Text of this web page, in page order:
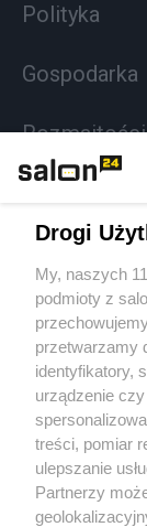
Polityka
Gospodarka
Rozmaitości
Sport
Kultura
X
Drogi
My, naszych
podmioty z
przetwarzamy
identyfikatory,
urządzenie
treści, pomiar
ulepszanie
Partnerzy